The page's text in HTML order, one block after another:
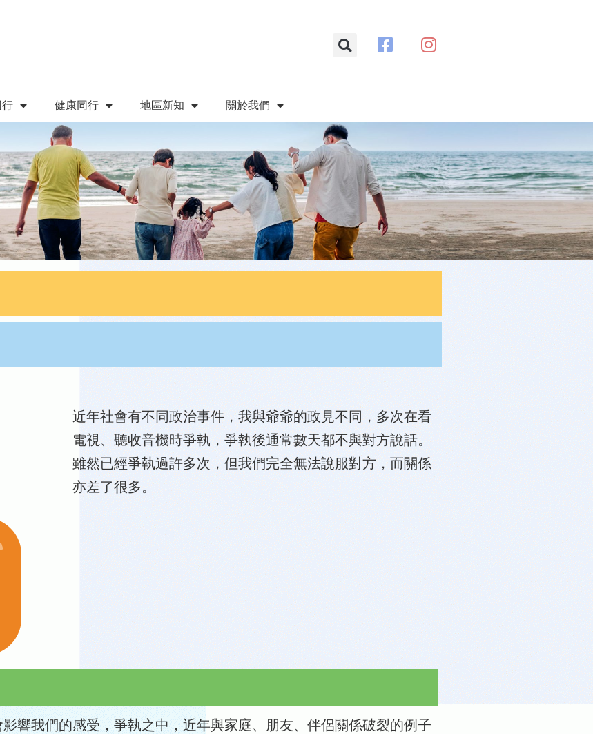
行 健康同行 地區新知 關於我們
近年社會有不同政治事件，我與爺爺的政見不同，多次在看
電視、聽收音機時爭執，爭執後通常數天都不與對方說話。
雖然已經爭執過許多次，但我們完全無法說服對方，而關係
亦差了很多。
響我們的感受，爭執之中，近年與家庭、朋友、伴侶關係破裂的例子